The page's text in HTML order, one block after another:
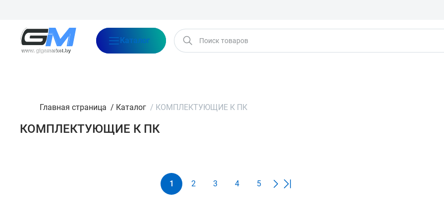
Каталог
Главная страница / Каталог / КОМПЛЕКТУЮЩИЕ К ПК
КОМПЛЕКТУЮЩИЕ К ПК
1 2 3 4 5